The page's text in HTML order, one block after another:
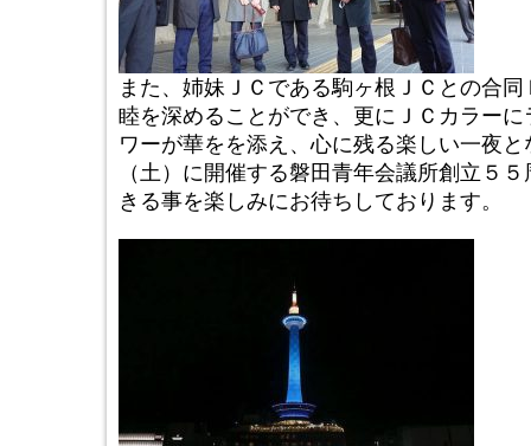
また、姉妹ＪＣである駒ヶ根ＪＣとの合
睦を深めることができ、更にＪＣカラー
ワーが華をを添え、心に残る楽しい一夜
（土）に開催する磐田青年会議所創立５
きる事を楽しみにお待ちしております。